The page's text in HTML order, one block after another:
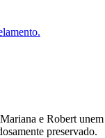
e Robert
preservado.